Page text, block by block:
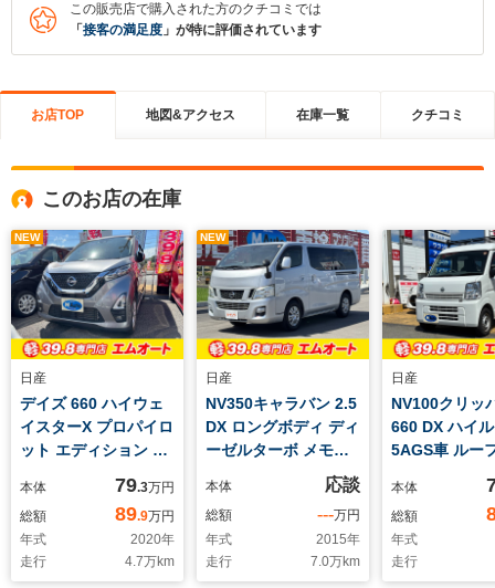
この販売店で購入された方のクチコミでは
「 接客の満足度 」が特に評価されています
お店TOP 地図&アクセス 在庫一覧 クチコミ
このお店の在庫
NEW
日産
デイズ 660 ハイウェ
イスターX プロパイロ
ット エディション メ
グ アラウンドビュ
ー ETC ドラレコ
インテリキー LED
純正アルミ
本体 79.3万円
総額
89.9万円
年式
2020年
走行
4.7万km
NEW
日産
NV350キャラバン 2.5
DX ロングボディ ディ
ーゼルターボ メモリ
ーナビ/フルセグ バ
ックカメラ ETC キ
ーレス
本体 応談
総額 ---万円
年式
2015年
走行
7.0万km
日産
NV100クリッ
660 DX ハイ
5AGS車 ルー
ドラレコ
本体
総額
年式
走行